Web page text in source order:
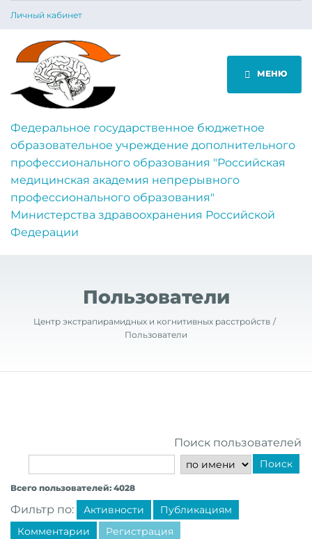
Личный кабинет
МЕНЮ
Федеральное государственное бюджетное
образовательное учреждение дополнительного
профессионального образования "Российская
медицинская академия непрерывного
профессионального образования"
Министерства здравоохранения Российской
Федерации
Пользователи
Центр экстрапирамидных и когнитивных расстройств
Пользователи
Поиск пользователей
Поиск
Всего пользователей: 4028
Фильтр по: Активности
Публикациям
Комментарии
Регистрация